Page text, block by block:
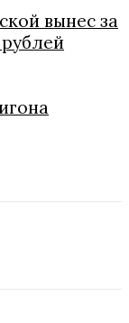
вынес за